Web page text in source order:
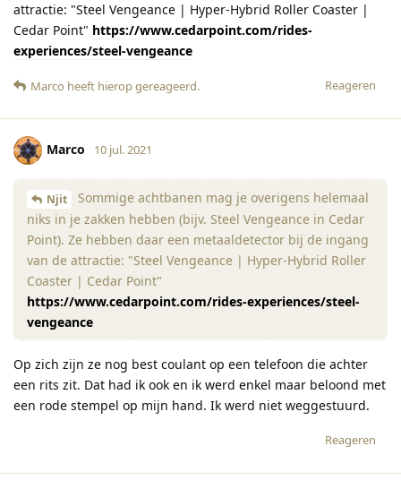
attractie: "Steel Vengeance | Hyper-Hybrid Roller Coaster |
Cedar Point" https://www.cedarpoint.com/rides-
experiences/steel-vengeance
Reageren
Marco heeft hierop gereageerd.
Marco 10 jul. 2021
Njit
Sommige achtbanen mag je overigens helemaal
niks in je zakken hebben (bijv. Steel Vengeance in Cedar
Point). Ze hebben daar een metaaldetector bij de ingang
van de attractie: "Steel Vengeance | Hyper-Hybrid Roller
Coaster | Cedar Point"
https://www.cedarpoint.com/rides-experiences/steel-
vengeance
Op zich zijn ze nog best coulant op een telefoon die achter
een rits zit. Dat had ik ook en ik werd enkel maar beloond met
een rode stempel op mijn hand. Ik werd niet weggestuurd.
Reageren